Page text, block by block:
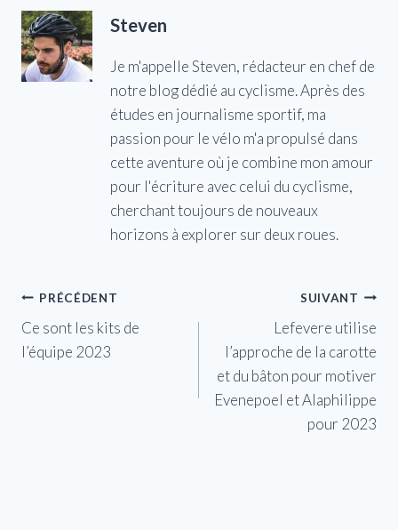
Steven
Je m'appelle Steven, rédacteur en chef de
notre blog dédié au cyclisme. Après des
études en journalisme sportif, ma
passion pour le vélo m'a propulsé dans
cette aventure où je combine mon amour
pour l'écriture avec celui du cyclisme,
cherchant toujours de nouveaux
horizons à explorer sur deux roues.
Navigation
de
PRÉCÉDENT
Ce sont les kits de
l’équipe 2023
SUIVANT
Lefevere utilise
l’approche de la carotte
et du bâton pour motiver
Evenepoel et Alaphilippe
pour 2023